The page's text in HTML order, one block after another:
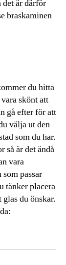
det är därför
braskaminen
du hitta
skönt att
gå efter för att
välja ut den
som du har.
så är det ändå
vara
passar
tänker placera
du önskar.